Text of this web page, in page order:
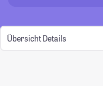
Übersicht Details